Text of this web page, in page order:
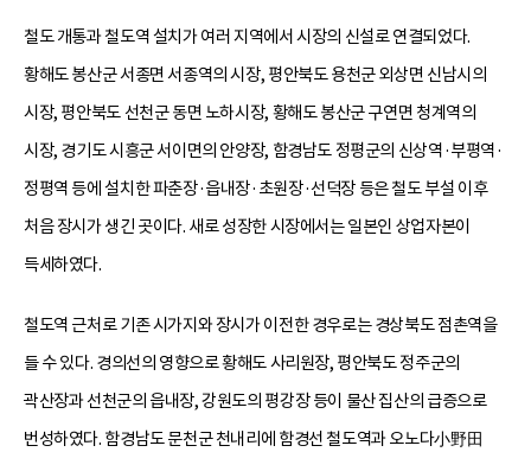
철도 개통과 철도역 설치가 여러 지역에서 시장의 신설로 연결되었다.
황해도 봉산군 서종면 서종역의 시장, 평안북도 용천군 외상면 신남시의
시장, 평안북도 선천군 동면 노하시장, 황해도 봉산군 구연면 청계역의
시장, 경기도 시흥군 서이면의 안양장, 함경남도 정평군의 신상역·부평역·
정평역 등에 설치한 파춘장·읍내장·초원장·선덕장 등은 철도 부설 이후
처음 장시가 생긴 곳이다. 새로 성장한 시장에서는 일본인 상업자본이
득세하였다.
철도역 근처로 기존 시가지와 장시가 이전한 경우로는 경상북도 점촌역을
들 수 있다. 경의선의 영향으로 황해도 사리원장, 평안북도 정주군의
곽산장과 선천군의 읍내장, 강원도의 평강장 등이 물산 집산의 급증으로
번성하였다. 함경남도 문천군 천내리에 함경선 철도역과 오노다小野田